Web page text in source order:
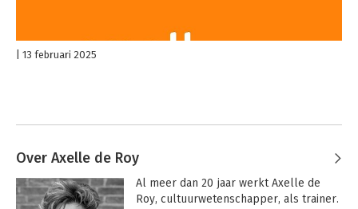
13 februari 2025
Over Axelle de Roy
Al meer dan 20 jaar werkt Axelle de
Roy, cultuurwetenschapper, als trainer.